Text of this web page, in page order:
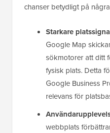
chanser betydligt på
Starkare
Google Map
sökmotorer att ditt
fysisk plats. Detta
Google Business
relevans för
webbplats